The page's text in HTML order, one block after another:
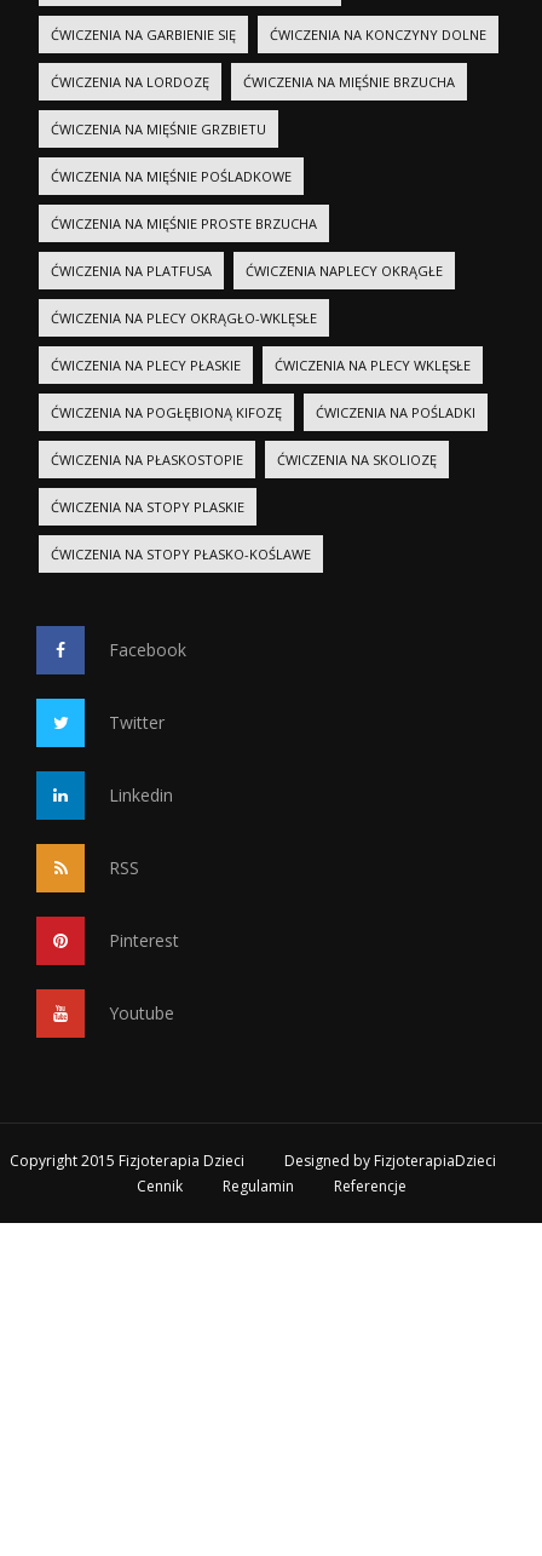
ĆWICZENIA NA GARBIENIE SIĘ ĆWICZENIA NA KONCZYNY DOLNE
ĆWICZENIA NA LORDOZĘ ĆWICZENIA NA MIĘŚNIE BRZUCHA
ĆWICZENIA NA MIĘŚNIE GRZBIETU
ĆWICZENIA NA MIĘŚNIE POŚLADKOWE
ĆWICZENIA NA MIĘŚNIE PROSTE BRZUCHA
ĆWICZENIA NA PLATFUSA ĆWICZENIA NAPLECY OKRĄGŁE
ĆWICZENIA NA PLECY OKRĄGŁO-WKLĘSŁE
ĆWICZENIA NA PLECY PŁASKIE ĆWICZENIA NA PLECY WKLĘSŁE
ĆWICZENIA NA POGŁĘBIONĄ KIFOZĘ ĆWICZENIA NA POŚLADKI
ĆWICZENIA NA PŁASKOSTOPIE ĆWICZENIA NA SKOLIOZĘ
ĆWICZENIA NA STOPY PLASKIE
ĆWICZENIA NA STOPY PŁASKO-KOŚLAWE
Facebook
Twitter
Linkedin
RSS
Pinterest
Youtube
Copyright 2015 Fizjoterapia Dzieci Designed by FizjoterapiaDzieci
Cennik
Regulamin Referencje